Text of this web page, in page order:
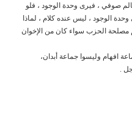
صوفي ، فيرى وحدة الوجود ، فلو
الوجود ، ليس عنده كلام ، لماذا
الحزب سواء كان من الإخوان
افهام وليسوا جماعة أبدان،
.